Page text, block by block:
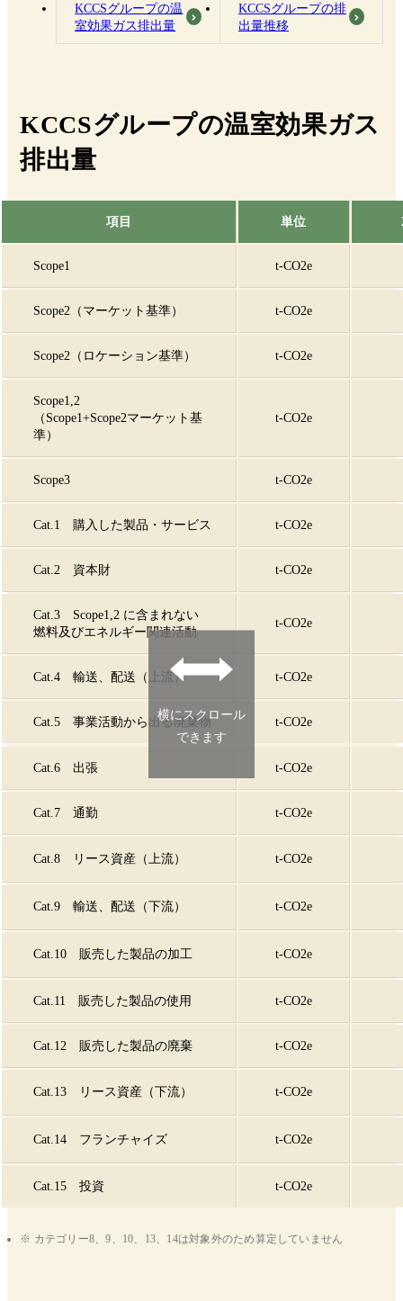
KCCSグループの温
室効果ガス排出量
KCCSグループの排
出量推移
KCCSグループの温室効果ガス
排出量
項目 単位
Scope1 t-CO2e
Scope2（マーケット基準） t-CO2e
Scope2（ロケーション基準） t-CO2e
Scope1,2
（Scope1+Scope2マーケット基
準）
t-CO2e
Scope3 t-CO2e
Cat.1 購入した製品・サービス t-CO2e
Cat.2 資本財 t-CO2e
Cat.3 Scope1,2 に含まれない
燃料及びエネルギー関連活動
t-CO2e
Cat.4 輸送、配送（上流） t-CO2e
Cat.5 事業活動から出る廃棄物 t-CO2e
Cat.6 出張 t-CO2e
Cat.7 通勤 t-CO2e
Cat.8 リース資産（上流） t-CO2e
Cat.9 輸送、配送（下流） t-CO2e
Cat.10 販売した製品の加工 t-CO2e
Cat.11 販売した製品の使用 t-CO2e
Cat.12 販売した製品の廃棄 t-CO2e
Cat.13 リース資産（下流） t-CO2e
Cat.14 フランチャイズ t-CO2e
Cat.15 投資 t-CO2e
横にスクロール
できます
※ カテゴリー8、9、10、13、14は対象外のため算定していません